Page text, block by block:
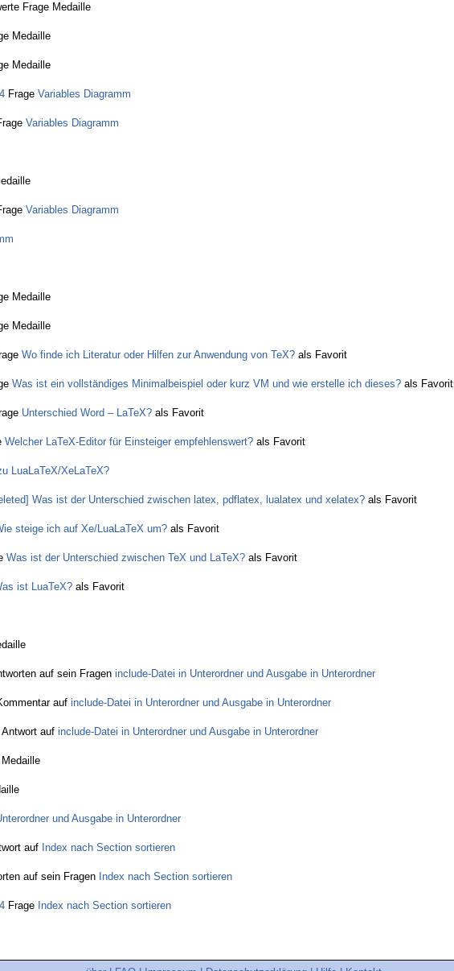
Frage Medaille
Medaille
Medaille
Frage Variables Diagramm
Variables Diagramm
Variables Diagramm
Medaille
Medaille
Wo finde ich Literatur oder Hilfen zur Anwendung von TeX? als Favorit
Was ist ein vollständiges Minimalbeispiel oder kurz VM und wie erstelle ich dieses? als Favorit
Unterschied Word – LaTeX? als Favorit
Welcher LaTeX-Editor für Einsteiger empfehlenswert? als Favorit
LuaLaTeX/XeLaTeX?
Was ist der Unterschied zwischen latex, pdflatex, lualatex und xelatex? als Favorit
steige ich auf Xe/LuaLaTeX um? als Favorit
Was ist der Unterschied zwischen TeX und LaTeX? als Favorit
ist LuaTeX? als Favorit
auf sein Fragen include-Datei in Unterordner und Ausgabe in Unterordner
auf include-Datei in Unterordner und Ausgabe in Unterordner
Antwort auf include-Datei in Unterordner und Ausgabe in Unterordner
und Ausgabe in Unterordner
auf Index nach Section sortieren
auf sein Fragen Index nach Section sortieren
Frage Index nach Section sortieren